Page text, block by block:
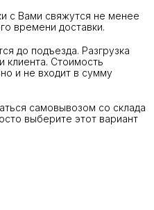
с Вами свяжутся не менее
времени доставки.
до подъезда. Разгрузка
клиента. Стоимость
и не входит в сумму
самовывозом со склада
выберите этот вариант